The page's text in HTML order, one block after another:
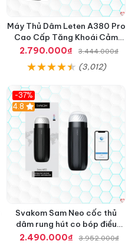
Máy Thủ Dâm Leten A380 Pro
Cao Cấp Tăng Khoái Cảm
Nhanh
2.790.000₫ 3.444.000₫
(3,012)
-37%
4.8
Svakom Sam Neo cốc thủ
dâm rung hút co bóp điều
khiển App
2.490.000₫ 3.952.000₫